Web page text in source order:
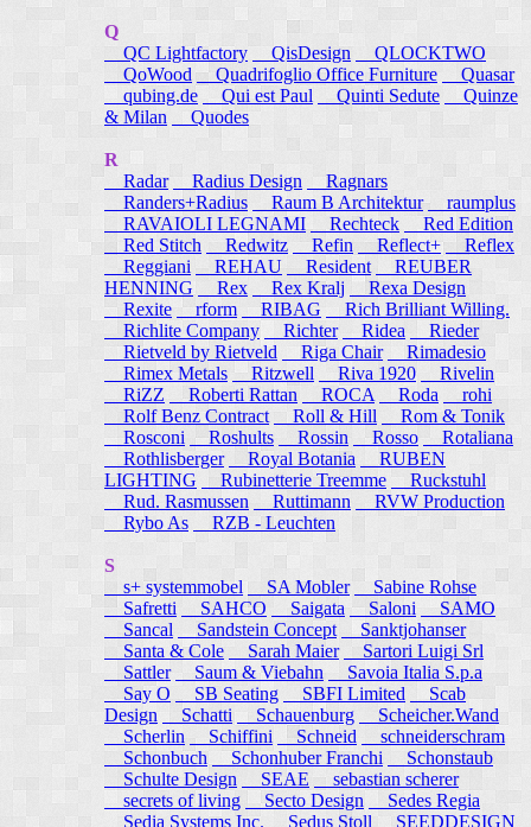
Q
QC Lightfactory
QisDesign
QLOCKTWO
QoWood Quadrifoglio Office Furniture
Quasar
qubing.de
Qui est Paul Quinti Sedute
Quinze
& Milan
Quodes
R
Radar
Radius Design
Ragnars
Randers+Radius
Raum B Architektur raumplus
RAVAIOLI LEGNAMI
Rechteck
Red Edition
Red Stitch
Redwitz Refin Reflect+
Reflex
Reggiani
REHAU Resident
REUBER
HENNING
Rex Rex Kralj
Rexa Design
Rexite
rform RIBAG
Rich Brilliant Willing.
Richlite Company
Richter Ridea
Rieder
Rietveld by Rietveld
Riga Chair
Rimadesio
Rimex Metals
Ritzwell Riva 1920
Rivelin
RiZZ
Roberti Rattan ROCA Roda
rohi
Rolf Benz Contract
Roll & Hill
Rom & Tonik
Rosconi Roshults Rossin Rosso
Rotaliana
Rothlisberger
Royal Botania
RUBEN
LIGHTING
Rubinetterie Treemme
Ruckstuhl
Rud. Rasmussen
Ruttimann
RVW Production
Rybo As
RZB - Leuchten
S
s+ systemmobel
SA Mobler
Sabine Rohse
Safretti
SAHCO Saigata Saloni
SAMO
Sancal
Sandstein Concept
Sanktjohanser
Santa & Cole
Sarah Maier
Sartori Luigi Srl
Sattler
Saum & Viebahn
Savoia Italia S.p.a
Say O
SB Seating SBFI Limited
Scab
Design
Schatti Schauenburg
Scheicher.Wand
Scherlin
Schiffini Schneid
schneiderschram
Schonbuch
Schonhuber Franchi
Schonstaub
Schulte Design
SEAE
sebastian scherer
secrets of living
Secto Design
Sedes Regia
Sedia Systems Inc.
Sedus Stoll
SEEDDESIGN